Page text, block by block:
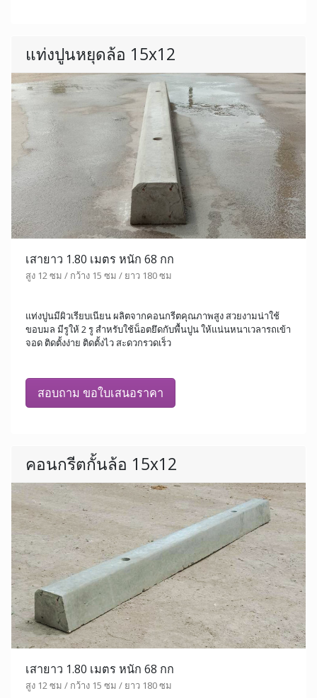
แท่งปูนหยุดล้อ 15x12
เสายาว 1.80 เมตร หนัก 68 กก
สูง 12 ซม / กว้าง 15 ซม / ยาว 180 ซม
แท่งปูนมีผิวเรียบเนียน ผลิตจากคอนกรีตคุณภาพสูง สวยงามน่าใช้
ขอบมล มีรูให้ 2 รู สำหรับใช้น็อตยึดกับพื้นปูน ให้แน่นหนาเวลารถเข้า
จอด ติดตั้งง่าย ติดตั้งไว สะดวกรวดเร็ว
สอบถาม ขอใบเสนอราคา
คอนกรีตกั้นล้อ 15x12
เสายาว 1.80 เมตร หนัก 68 กก
สูง 12 ซม / กว้าง 15 ซม / ยาว 180 ซม